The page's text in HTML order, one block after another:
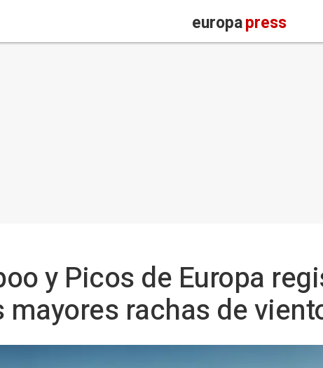
europapress
y Picos de Europa
mayores rachas de